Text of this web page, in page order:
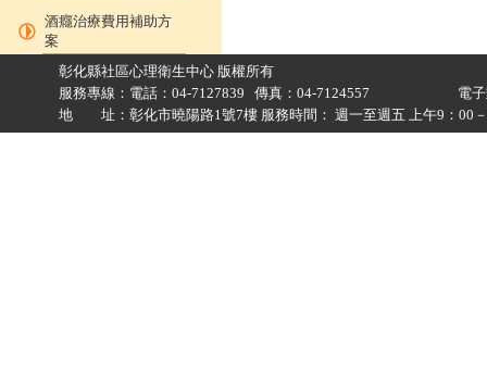
酒癮治療費用補助方
案
彰化縣社區心理衛生中心 版權所有
服務專線：電話：04-7127839 傳真：04-7124557 電子
地 址：彰化市曉陽路1號7樓 服務時間： 週一至週五 上午9：00－